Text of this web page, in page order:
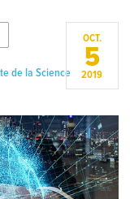
de la Science
OCT.
5
2019